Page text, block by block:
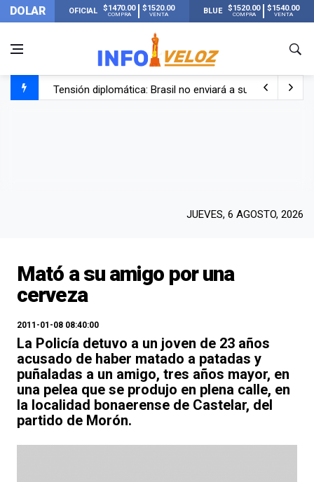
DOLAR OFICIAL $1470.00
COMPRA
$1520.00
VENTA BLUE $1520.00
COMPRA
$1540.00
VENTA
Tensión diplomática: Brasil no enviará a su embajador
JUEVES, 6 AGOSTO, 2026
Mató a su amigo por una
cerveza
2011-01-08 08:40:00
La Policía detuvo a un joven de 23 años
acusado de haber matado a patadas y
puñaladas a un amigo, tres años mayor, en
una pelea que se produjo en plena calle, en
la localidad bonaerense de Castelar, del
partido de Morón.